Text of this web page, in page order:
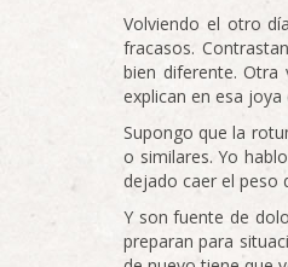
Volviendo el otro
fracasos.
bien diferente. Otra
explican en esa joya
Supongo que la
o similares. Yo
dejado caer el peso
Y son fuente de
preparan para